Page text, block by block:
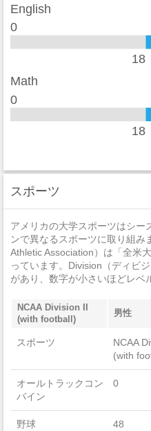
セクハラ
法定強姦
自動車盗難
放火
English
0
18
Math
0
18
スポーツ
アメリカの大学スポーツはシー
ンで異なるスポーツに取り組み
Athletic Association）は「全米
っています。Division（ディビ
があり、数字が小さいほどレベ
NCAA Division II
(with football)
男性
スポーツ
NCAA
(with
オールトラックコン
バイン
0
野球 48